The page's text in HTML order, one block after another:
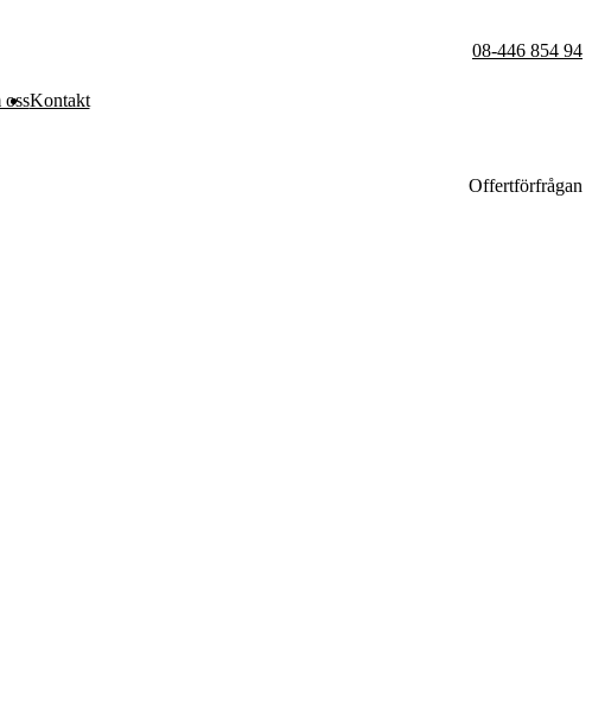
08-446 854 94
ossKontakt
Offertförfrågan